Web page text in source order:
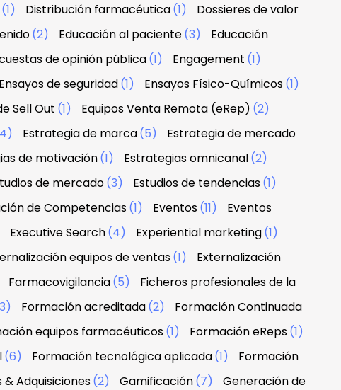
(1) Distribución farmacéutica(1)
Dossieres de valor
(2) Educación al paciente(3)
Educación
de opinión pública(1) Engagement (1)
Ensayos de seguridad(1) Ensayos Físico-Químicos(1)
Sell Out (1) Equipos Venta Remota (eRep) (2)
Estrategia de marca(5)
Estrategia de mercado
de motivación(1) Estrategias omnicanal(2)
de mercado(3) Estudios de tendencias(1)
de Competencias(1) Eventos(11)
Eventos
Executive Search(4) Experiential marketing(1)
equipos de ventas(1)
Externalización
Farmacovigilancia(5)
Ficheros profesionales de la
Formación acreditada(2)
Formación Continuada
equipos farmacéuticos(1) Formación eReps(1)
(6) Formación tecnológica aplicada(1)
Formación
& Adquisiciones(2) Gamificación(7)
Generación de